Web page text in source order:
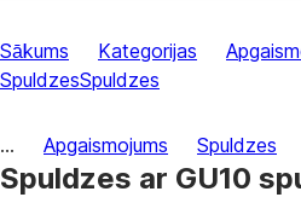
Sākums Kategorijas
SpuldzesSpuldzes
... Apgaismojums Spuldzes
Spuldzes ar GU10